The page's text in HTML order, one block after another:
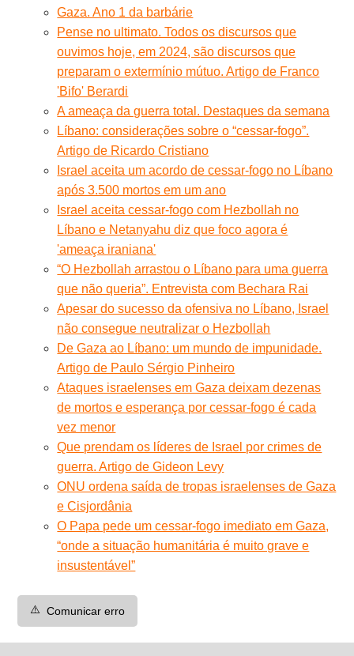
Gaza. Ano 1 da barbárie
Pense no ultimato. Todos os discursos que
ouvimos hoje, em 2024, são discursos que
preparam o extermínio mútuo. Artigo de Franco
'Bifo' Berardi
A ameaça da guerra total. Destaques da semana
Líbano: considerações sobre o “cessar-fogo”.
Artigo de Ricardo Cristiano
Israel aceita um acordo de cessar-fogo no Líbano
após 3.500 mortos em um ano
Israel aceita cessar-fogo com Hezbollah no
Líbano e Netanyahu diz que foco agora é
'ameaça iraniana'
“O Hezbollah arrastou o Líbano para uma guerra
que não queria”. Entrevista com Bechara Rai
Apesar do sucesso da ofensiva no Líbano, Israel
não consegue neutralizar o Hezbollah
De Gaza ao Líbano: um mundo de impunidade.
Artigo de Paulo Sérgio Pinheiro
Ataques israelenses em Gaza deixam dezenas
de mortos e esperança por cessar-fogo é cada
vez menor
Que prendam os líderes de Israel por crimes de
guerra. Artigo de Gideon Levy
ONU ordena saída de tropas israelenses de Gaza
e Cisjordânia
O Papa pede um cessar-fogo imediato em Gaza,
“onde a situação humanitária é muito grave e
insustentável”
⚠️ Comunicar erro